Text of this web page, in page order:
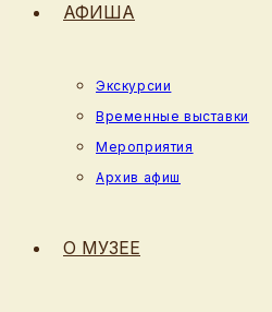
АФИША
Экскурсии
Временные выставки
Мероприятия
Архив афиш
О МУЗЕЕ